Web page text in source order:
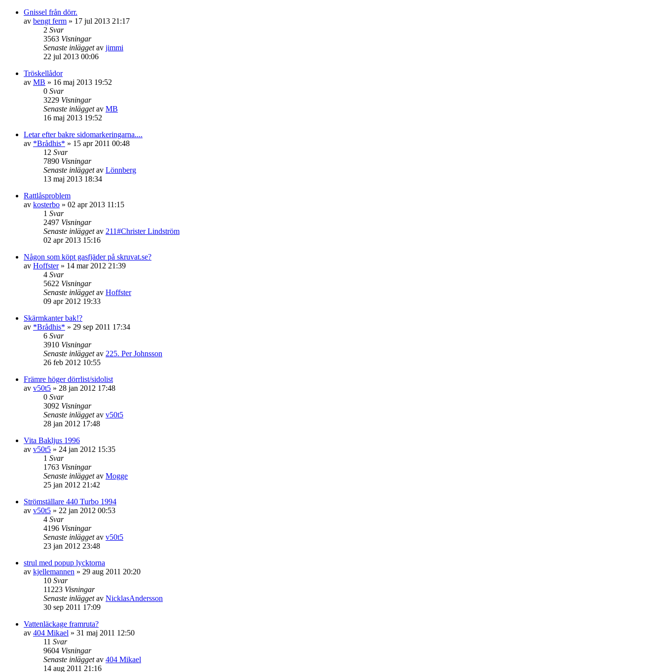
Gnissel från dörr.
av bengt ferm » 17 jul 2013 21:17
2 Svar
3563 Visningar
Senaste inläggetav jimmi
22 jul 2013 00:06
Tröskellådor
av MB » 16 maj 2013 19:52
0 Svar
3229 Visningar
Senaste inläggetav MB
16 maj 2013 19:52
Letar efter bakre sidomarkeringarna....
av *Brådhis* » 15 apr 2011 00:48
12 Svar
7890 Visningar
Senaste inläggetav Lönnberg
13 maj 2013 18:34
Rattlåsproblem
av kosterbo » 02 apr 2013 11:15
1 Svar
2497 Visningar
Senaste inläggetav 211#Christer Lindström
02 apr 2013 15:16
Någon som köpt gasfjäder på skruvat.se?
av Hoffster» 14 mar 2012 21:39
4 Svar
5622 Visningar
Senaste inläggetav Hoffster
09 apr 2012 19:33
Skärmkanter bak!?
av *Brådhis* » 29 sep 2011 17:34
6 Svar
3910 Visningar
Senaste inläggetav 225. Per Johnsson
26 feb 2012 10:55
Främre höger dörrlist/sidolist
av v50t5 » 28 jan 2012 17:48
0 Svar
3092 Visningar
Senaste inläggetav v50t5
28 jan 2012 17:48
Vita Bakljus 1996
av v50t5 » 24 jan 2012 15:35
1 Svar
1763 Visningar
Senaste inläggetav Mogge
25 jan 2012 21:42
Strömställare 440 Turbo 1994
av v50t5 » 22 jan 2012 00:53
4 Svar
4196 Visningar
Senaste inläggetav v50t5
23 jan 2012 23:48
strul med popup lycktorna
av kjellemannen » 29 aug 2011 20:20
10 Svar
11223 Visningar
Senaste inläggetav NicklasAndersson
30 sep 2011 17:09
Vattenläckage framruta?
av 404 Mikael » 31 maj 2011 12:50
11 Svar
9604 Visningar
Senaste inläggetav 404 Mikael
14 aug 2011 21:16